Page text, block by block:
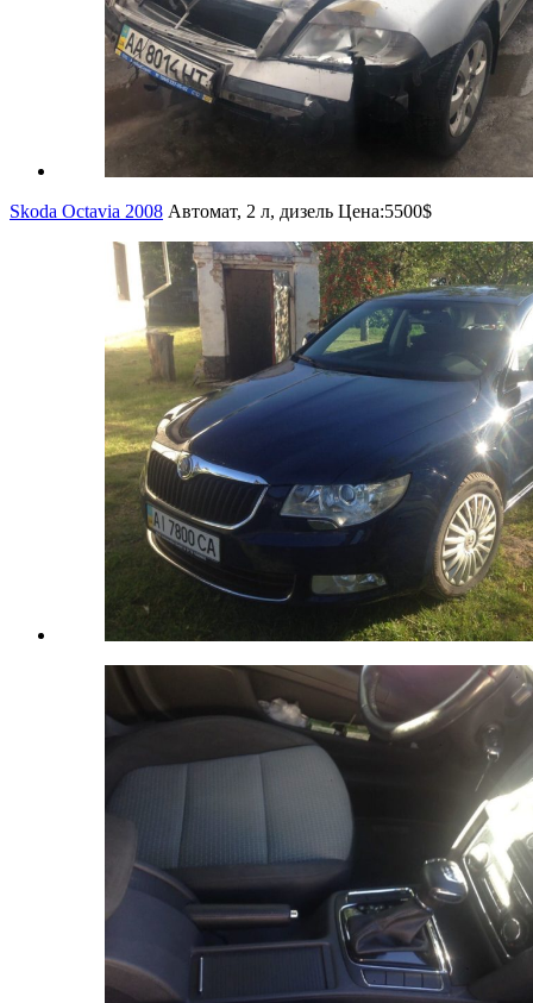
Skoda Octavia 2008 Автомат, 2 л, дизель Цена:5500$